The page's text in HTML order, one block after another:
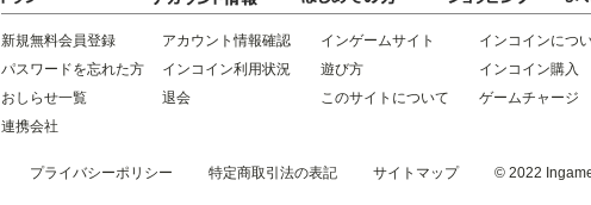
新規無料会員登録
パスワードを忘れた方
おしらせ一覧
連携会社
アカウント情報確認
インコイン利用状況
退会
インゲームサイト
遊び方
このサイトについて
インコインにつ
インコイン購入
ゲームチャージ
プライバシーポリシー 特定商取引法の表記 サイトマップ © 2022